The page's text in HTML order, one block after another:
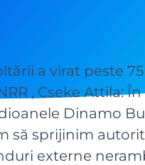
a virat peste
, Cseke Attila:
Dinamo
să sprijinim
externe